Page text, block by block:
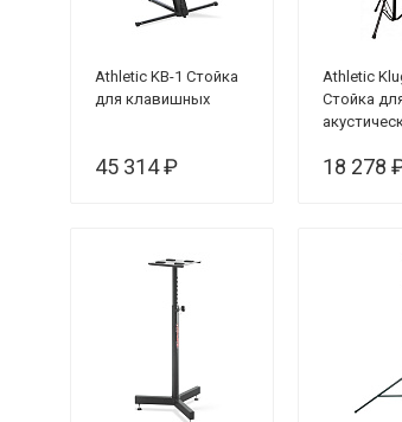
Athletic KB-1 Стойка
для клавишных
45 314 ₽
Athletic
Стойка
18 278